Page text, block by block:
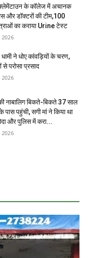
के कॉलेज में अचानक
और डॉक्टरों की टीम,100
का कराया Urine टेस्ट
2026
ने धोए कांवड़ियों के चरण,
से परोसा प्रसाद
2026
नाबालिग बिकते-बिकते 37 साल
पहुंची, सगी मां ने किया था
और पुलिस में करा...
2026